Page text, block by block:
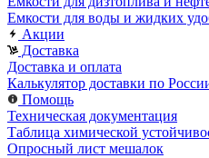
Емкости для воды и жидких
Акции
Доставка
Доставка и оплата
Калькулятор доставки по
Помощь
Техническая документация
Таблица химической
Опросный лист мешалок